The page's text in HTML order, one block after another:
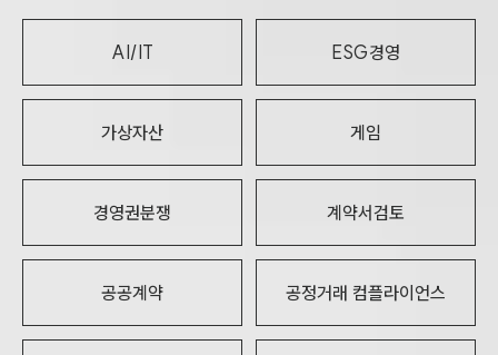
AI/IT ESG경영
가상자산 게임
경영권분쟁 계약서검토
공공계약 공정거래 컴플라이언스